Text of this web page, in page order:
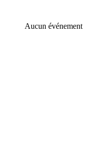
Aucun événement